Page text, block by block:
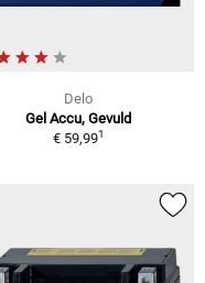
Delo
Gel Accu, Gevuld
€ 59,991